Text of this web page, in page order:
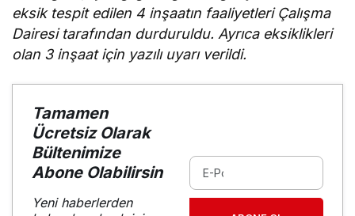
eksik tespit edilen 4 inşaatın faaliyetleri Çalışma
Dairesi tarafından durduruldu. Ayrıca eksiklikleri
olan 3 inşaat için yazılı uyarı verildi.
Tamamen
Ücretsiz Olarak
Bültenimize
Abone Olabilirsin
Yeni haberlerden